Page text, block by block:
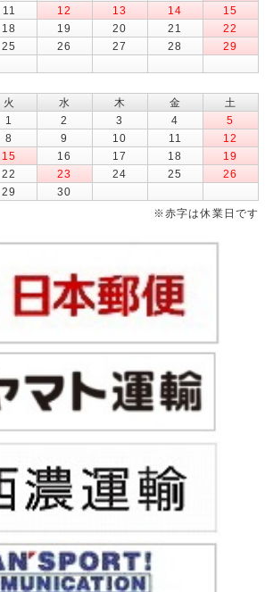
11 12 13 14
15
18 19 20 21
22
25 26 27 28
29
火 水 木 金
土
1
2 3 4
5
8 9 10 11
12
15 16 17 18
19
22 23 24 25
26
29
30
※赤字は休業日です